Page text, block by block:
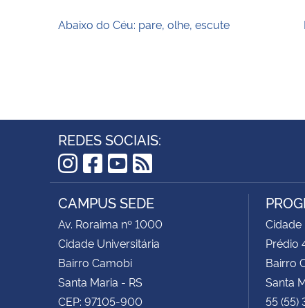
Abaixo do Céu: pare, olhe, escute
REDES SOCIAIS:
Instagram
Facebook
YouTube
RSS
CAMPUS SEDE
Av. Roraima nº 1000
Cidade Universitária
Bairro Camobi
Santa Maria - RS
CEP: 97105-900
Cidade
Prédio
Bairro
Santa
55 (55)